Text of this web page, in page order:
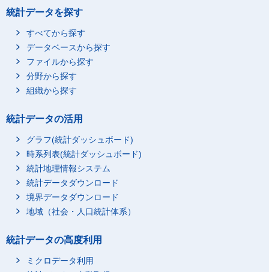
統計データを探す
すべてから探す
データベースから探す
ファイルから探す
分野から探す
組織から探す
統計データの活用
グラフ(統計ダッシュボード)
時系列表(統計ダッシュボード)
統計地理情報システム
統計データダウンロード
境界データダウンロード
地域（社会・人口統計体系）
統計データの高度利用
ミクロデータ利用